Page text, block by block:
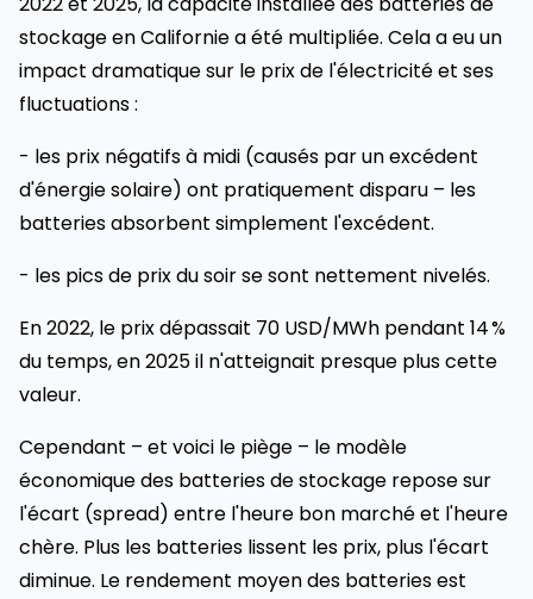
stockage en Californie a été multipliée. Cela a eu un
impact dramatique sur le prix de l'électricité et ses
fluctuations :
- les prix négatifs à midi (causés par un excédent
d'énergie solaire) ont pratiquement disparu – les
batteries absorbent simplement l'excédent.
- les pics de prix du soir se sont nettement nivelés.
En 2022, le prix dépassait 70 USD/MWh pendant 14 %
du temps, en 2025 il n'atteignait presque plus cette
valeur.
Cependant – et voici le piège – le modèle
économique des batteries de stockage repose sur
l'écart (spread) entre l'heure bon marché et l'heure
chère. Plus les batteries lissent les prix, plus l'écart
diminue. Le rendement moyen des batteries est